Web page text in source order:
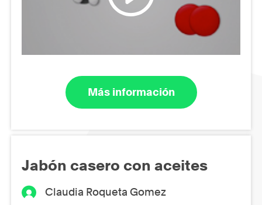
Más información
Jabón casero con aceites
Claudia Roqueta Gomez